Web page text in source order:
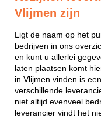
Vlijmen zijn
Ligt de naam op het
bedrijven in ons
en kunt u allerlei
laten plaatsen komt
in Vlijmen vinden is
verschillende
niet altijd evenveel
leverancier vindt het